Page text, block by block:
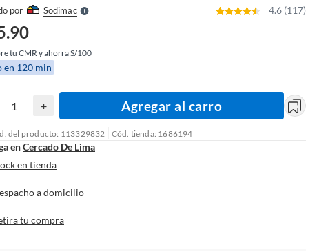
por SodimacS 4.6 (117)
tu CMR y ahorra S/100
en 120 min
+ Agregar al carro
del producto: 113329832 Cód. tienda: 1686194
enCercado De Lima
en tienda
a domicilio
tu compra